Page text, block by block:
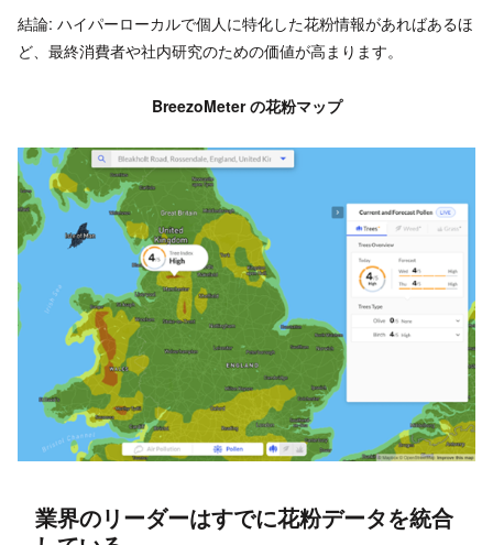
結論: ハイパーローカルで個人に特化した花粉情報があればあるほ
ど、最終消費者や社内研究のための価値が高まります。
BreezoMeterの花粉マップ
業界のリーダーはすでに花粉データを統合